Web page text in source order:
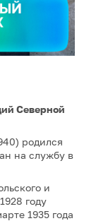
Северной
родился
на службу в
и
году
1935 года